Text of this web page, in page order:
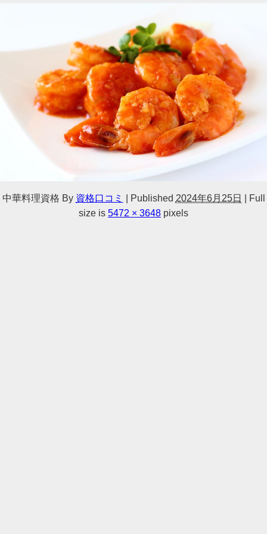
中華料理資格 By 資格口コミ Published 2024年6月25日
Full
size is 5472 × 3648 pixels